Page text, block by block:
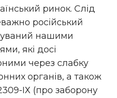
ринок. Слід
російський
нашими
які досі
через слабку
органів, а також
ІХ (про заборону